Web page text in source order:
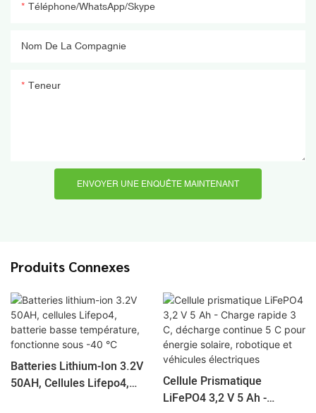
Téléphone/WhatsApp/Skype
Nom De La Compagnie
Teneur
ENVOYER UNE ENQUÊTE MAINTENANT
Produits Connexes
Batteries Lithium-Ion 3.2V
50AH, Cellules Lifepo4,
Cellule Prismatique
LiFePO4 3,2 V 5 Ah -